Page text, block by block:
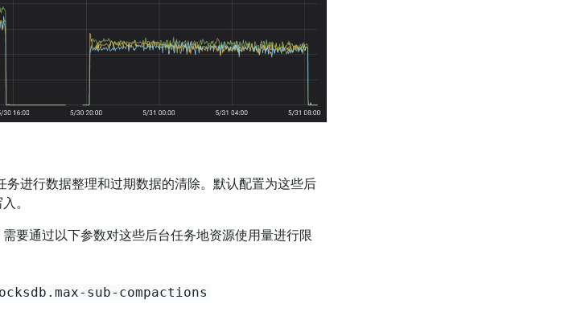
进行数据整理和过期数据的清除。默认配置为这些后
。
要通过以下参数对这些后台任务地资源使用量进行限
sub-compactions